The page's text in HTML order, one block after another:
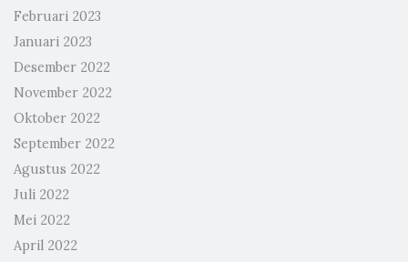
Februari 2023
Januari 2023
Desember 2022
November 2022
Oktober 2022
September 2022
Agustus 2022
Juli 2022
Mei 2022
April 2022